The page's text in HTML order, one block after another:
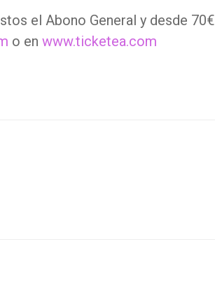
el Abono General y desde 70€
o en www.ticketea.com